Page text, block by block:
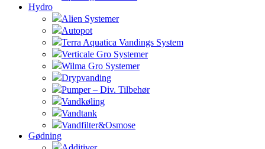
Hydro
Alien Systemer
Autopot
Terra Aquatica Vandings System
Verticale Gro Systemer
Wilma Gro Systemer
Drypvanding
Pumper – Div. Tilbehør
Vandkøling
Vandtank
Vandfilter&Osmose
Gødning